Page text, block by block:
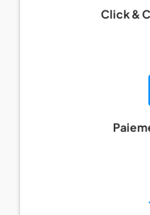
Click &